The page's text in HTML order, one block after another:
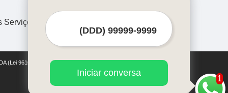
Serviços
(Lei 9610 de 19/02/1998)
1
Iniciar conversa